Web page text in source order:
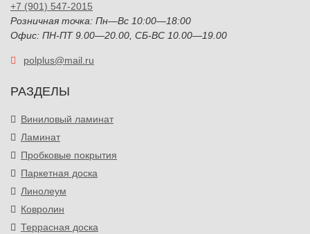
+7 (901) 547-2015
Розничная точка: Пн—Вс 10:00—18:00
Офис: ПН-ПТ 9.00—20.00, СБ-ВС 10.00—19.00
polplus@mail.ru
РАЗДЕЛЫ
Виниловый ламинат
Ламинат
Пробковые покрытия
Паркетная доска
Линолеум
Ковролин
Террасная доска